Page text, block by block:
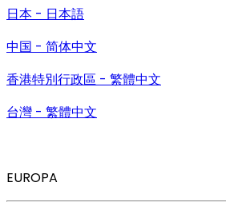
日本 - 日本語
中国 - 简体中文
香港特別行政區 - 繁體中文
台灣 - 繁體中文
EUROPA